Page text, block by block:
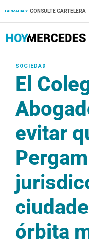
FARMACIAS: CONSULTE CARTELERA
El
evitar
órbita